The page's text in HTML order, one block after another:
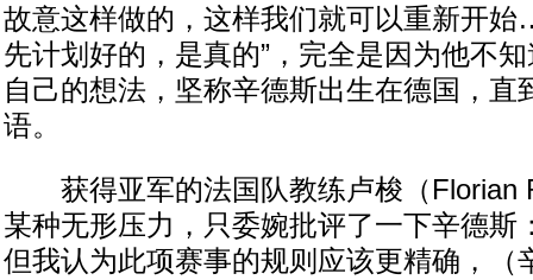
故意这样做的，这样我们就可以重新开
先计划好的，是真的”，完全是因为他不
自己的想法，坚称辛德斯出生在德国，直
语。
获得亚军的法国队教练卢梭（Florian
某种无形压力，只委婉批评了一下辛德斯
但我认为此项赛事的规则应该更精确，（